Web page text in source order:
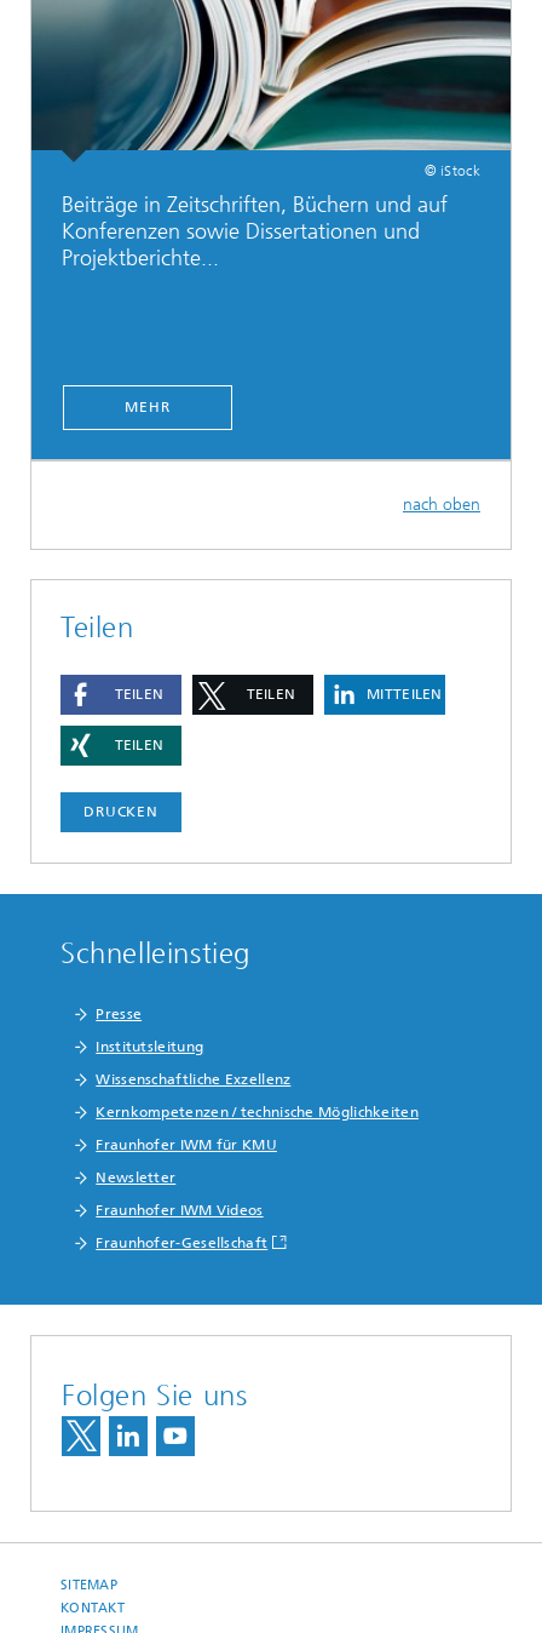
© iStock
Beiträge in Zeitschriften, Büchern und auf
Konferenzen sowie Dissertationen und
Projektberichte...
MEHR
nach oben
Teilen
TEILEN TEILEN MITTEILEN
TEILEN
DRUCKEN
Schnelleinstieg
Presse
Institutsleitung
Wissenschaftliche Exzellenz
Kernkompetenzen / technische Möglichkeiten
Fraunhofer IWM für KMU
Newsletter
Fraunhofer IWM Videos
Fraunhofer-Gesellschaft
Folgen Sie uns
SITEMAP
KONTAKT